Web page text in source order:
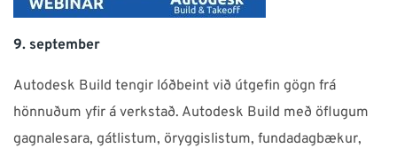
9. september
Autodesk Build tengir lóðbeint við útgefin gögn frá
hönnuðum yfir á verkstað. Autodesk Build með öflugum
gagnalesara, gátlistum, öryggislistum, fundadagbækur,